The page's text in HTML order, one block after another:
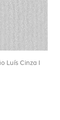
Luís Cinza I